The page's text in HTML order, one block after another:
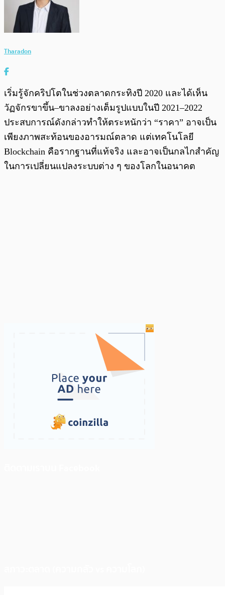
Tharadon
เริ่มรู้จักคริปโตในช่วงตลาดกระทิงปี 2020 และได้เห็น
วัฏจักรขาขึ้น–ขาลงอย่างเต็มรูปแบบในปี 2021–2022
ประสบการณ์ดังกล่าวทำให้ตระหนักว่า “ราคา” อาจเป็น
เพียงภาพสะท้อนของอารมณ์ตลาด แต่เทคโนโลยี
Blockchain คือรากฐานที่แท้จริง และอาจเป็นกลไกสำคัญ
ในการเปลี่ยนแปลงระบบต่าง ๆ ของโลกในอนาคต